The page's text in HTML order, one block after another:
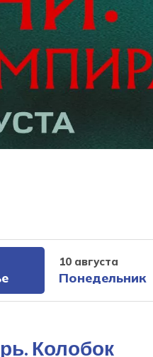
10 августа
Понедельник
Колобок